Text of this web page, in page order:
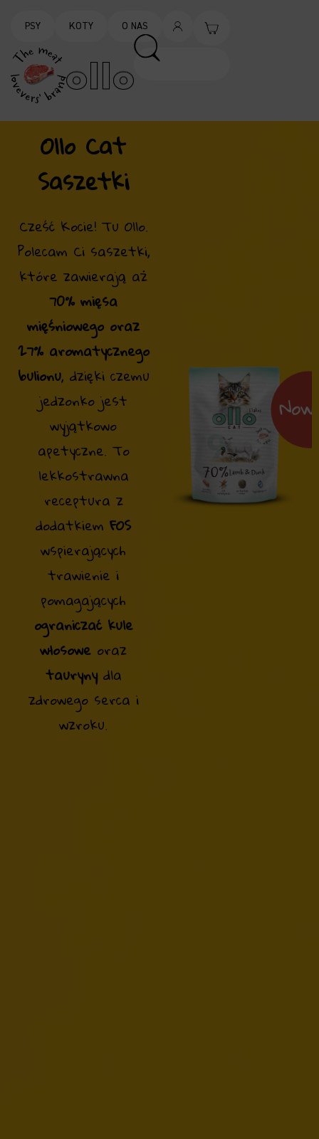
PSY KOTY O NAS
Ollo Cat
Saszetki
Cześć Kocie! Tu Ollo.
Polecam Ci saszetki,
które zawierają aż
70% mięsa
mięśniowego oraz
27% aromatycznego
bulionu, dzięki czemu
jedzonko jest
wyjątkowo
apetyczne. To
lekkostrawna
receptura z
dodatkiem FOS
wspierających
trawienie i
pomagających
ograniczać kule
włosowe oraz
taurynydla
zdrowego serca i
wzroku.